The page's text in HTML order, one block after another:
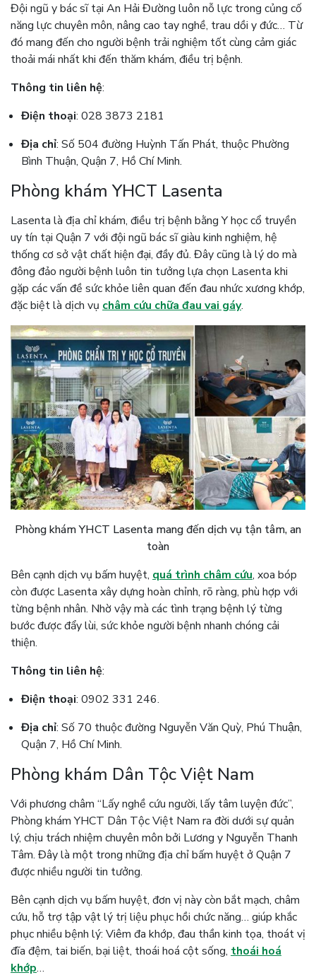
Đội ngũ y bác sĩ tại An Hải Đường luôn nỗ lực trong củng cố
năng lực chuyên môn, nâng cao tay nghề, trau dồi y đức… Từ
đó mang đến cho người bệnh trải nghiệm tốt cùng cảm giác
thoải mái nhất khi đến thăm khám, điều trị bệnh.
Thông tin liên hệ:
Điện thoại: 028 3873 2181
Địa chỉ: Số 504 đường Huỳnh Tấn Phát, thuộc Phường
Bình Thuận, Quận 7, Hồ Chí Minh.
Phòng khám YHCT Lasenta
Lasenta là địa chỉ khám, điều trị bệnh bằng Y học cổ truyền
uy tín tại Quận 7 với đội ngũ bác sĩ giàu kinh nghiệm, hệ
thống cơ sở vật chất hiện đại, đầy đủ. Đây cũng là lý do mà
đông đảo người bệnh luôn tin tưởng lựa chọn Lasenta khi
gặp các vấn đề sức khỏe liên quan đến đau nhức xương khớp,
đặc biệt là dịch vụ châm cứu chữa đau vai gáy.
Phòng khám YHCT Lasenta mang đến dịch vụ tận tâm, an
toàn
Bên cạnh dịch vụ bấm huyệt, quá trình châm cứu, xoa bóp
còn được Lasenta xây dựng hoàn chỉnh, rõ ràng, phù hợp với
từng bệnh nhân. Nhờ vậy mà các tình trạng bệnh lý từng
bước được đẩy lùi, sức khỏe người bệnh nhanh chóng cải
thiện.
Thông tin liên hệ:
Điện thoại: 0902 331 246.
Địa chỉ: Số 70 thuộc đường Nguyễn Văn Quỳ, Phú Thuận,
Quận 7, Hồ Chí Minh.
Phòng khám Dân Tộc Việt Nam
Với phương châm “Lấy nghề cứu người, lấy tâm luyện đức”,
Phòng khám YHCT Dân Tộc Việt Nam ra đời dưới sự quản
lý, chịu trách nhiệm chuyên môn bởi Lương y Nguyễn Thanh
Tâm. Đây là một trong những địa chỉ bấm huyệt ở Quận 7
được nhiều người tin tưởng.
Bên cạnh dịch vụ bấm huyệt, đơn vị này còn bắt mạch, châm
cứu, hỗ trợ tập vật lý trị liệu phục hồi chức năng… giúp khắc
phục nhiều bệnh lý: Viêm đa khớp, đau thần kinh tọa, thoát vị
đĩa đệm, tai biến, bại liệt, thoái hoá cột sống, thoái hoá
khớp…